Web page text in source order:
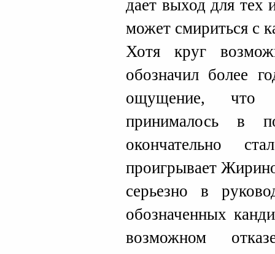
дает выход для тех
может смириться с
Хотя круг
обозначил более
ощущение, что
принималось в
окончательно
проигрывает
серьезно в
обозначенных
возможном